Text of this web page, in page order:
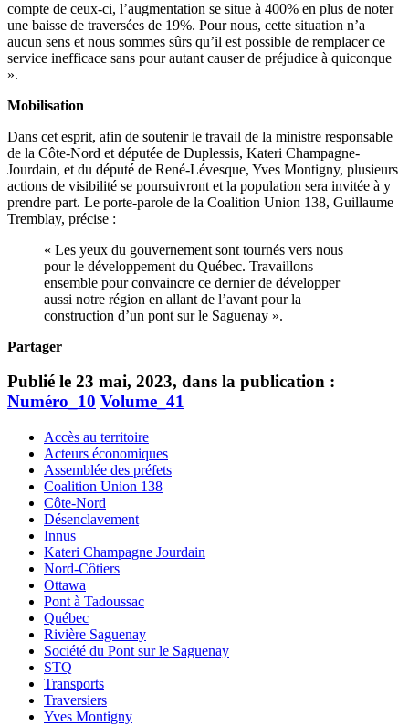
compte de ceux-ci, l’augmentation se situe à 400% en plus de noter
une baisse de traversées de 19%. Pour nous, cette situation n’a
aucun sens et nous sommes sûrs qu’il est possible de remplacer ce
service inefficace sans pour autant causer de préjudice à quiconque
».
Mobilisation
Dans cet esprit, afin de soutenir le travail de la ministre responsable
de la Côte-Nord et députée de Duplessis, Kateri Champagne-
Jourdain, et du député de René-Lévesque, Yves Montigny, plusieurs
actions de visibilité se poursuivront et la population sera invitée à y
prendre part. Le porte-parole de la Coalition Union 138, Guillaume
Tremblay, précise :
« Les yeux du gouvernement sont tournés vers nous
pour le développement du Québec. Travaillons
ensemble pour convaincre ce dernier de développer
aussi notre région en allant de l’avant pour la
construction d’un pont sur le Saguenay ».
Partager
Publié le 23 mai, 2023, dans la publication :
Numéro_10 Volume_41
Accès au territoire
Acteurs économiques
Assemblée des préfets
Coalition Union 138
Côte-Nord
Désenclavement
Innus
Kateri Champagne Jourdain
Nord-Côtiers
Ottawa
Pont à Tadoussac
Québec
Rivière Saguenay
Société du Pont sur le Saguenay
STQ
Transports
Traversiers
Yves Montigny